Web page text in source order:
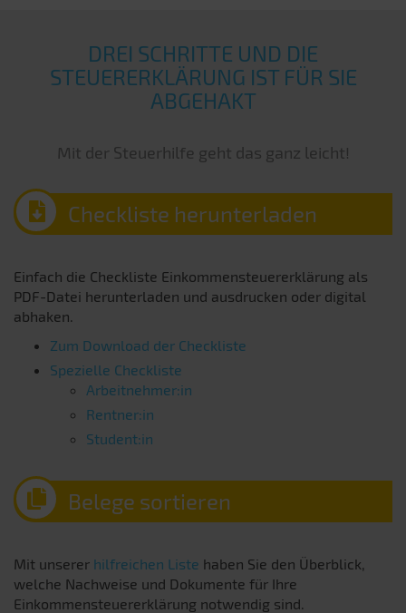
DREI SCHRITTE UND DIE
STEUERERKLÄRUNG IST FÜR SIE
ABGEHAKT
Mit der Steuerhilfe geht das ganz leicht!
Checkliste herunterladen
Einfach die Checkliste Einkommensteuererklärung als
PDF-Datei herunterladen und ausdrucken oder digital
abhaken.
Zum Download der Checkliste
Spezielle Checkliste
Arbeitnehmer:in
Rentner:in
Student:in
Belege sortieren
Mit unserer hilfreichen Liste haben Sie den Überblick,
welche Nachweise und Dokumente für Ihre
Einkommensteuererklärung notwendig sind.